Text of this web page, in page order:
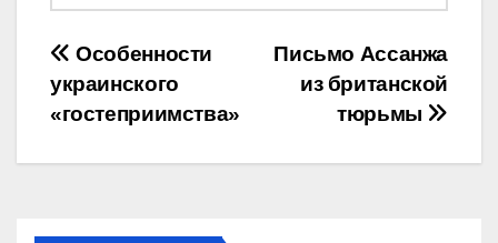
Навигация
по
записям
Письмо Ассанжа
из британской
тюрьмы
Особенности
украинского
«гостеприимства»